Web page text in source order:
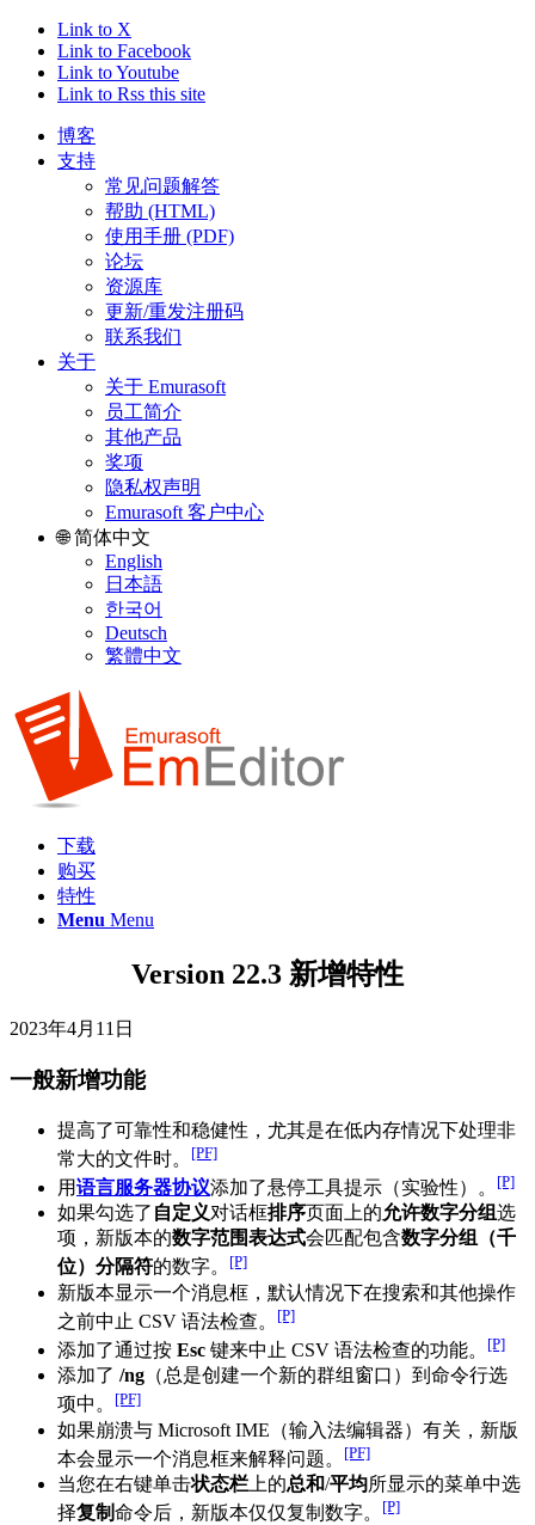
Link to X
Link to Facebook
Link to Youtube
Link to Rss this site
博客
支持
常见问题解答
帮助 (HTML)
使用手册 (PDF)
论坛
资源库
更新/重发注册码
联系我们
关于
关于 Emurasoft
员工简介
其他产品
奖项
隐私权声明
Emurasoft 客户中心
🌐 简体中文
English
日本語
한국어
Deutsch
繁體中文
下载
购买
特性
Menu Menu
Version 22.3 新增特性
2023年4月11日
一般新增功能
提高了可靠性和稳健性，尤其是在低内存情况下处理非
常大的文件时。
[PF]
用语言服务器协议添加了悬停工具提示（实验性）。 [P]
如果勾选了 自定义对话框排序页面上的允许数字分组选
项，新版本的数字范围表达式会匹配包含数字分组（千
位）分隔符的数字。 [P]
新版本显示一个消息框，默认情况下在搜索和其他操作
之前中止 CSV 语法检查。
[P]
添加了通过按 Esc 键来中止 CSV 语法检查的功能。 [P]
添加了 /ng （总是创建一个新的群组窗口）到命令行选
项中。
[PF]
如果崩溃与 Microsoft IME（输入法编辑器）有关，新版
本会显示一个消息框来解释问题。
[PF]
当您在右键单击状态栏 上的总和/平均所显示的菜单中选
择复制命令后，新版本仅仅复制数字。 [P]